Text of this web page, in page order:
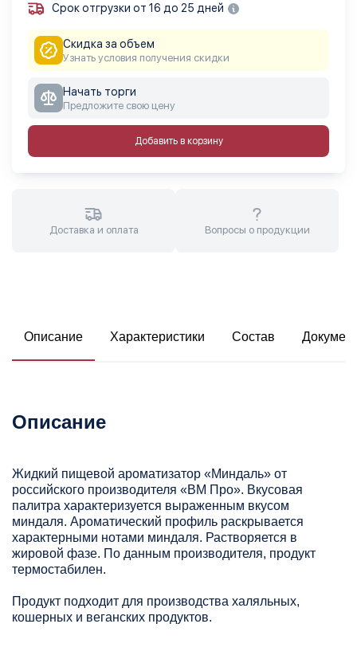
Срок отгрузки от 16 до 25 дней
Скидка за объем
Узнать условия получения скидки
Начать торги
Предложите свою цену
Добавить в корзину
Доставка и оплата Вопросы о продукции
Описание Характеристики Состав
Описание
Жидкий пищевой ароматизатор «Миндаль» от
российского производителя «ВМ Про». Вкусовая
палитра характеризуется выраженным вкусом
миндаля. Ароматический профиль раскрывается
характерными нотами миндаля. Растворяется в
жировой фазе. По данным производителя, продукт
термостабилен.
Продукт подходит для производства халяльных,
кошерных и веганских продуктов.